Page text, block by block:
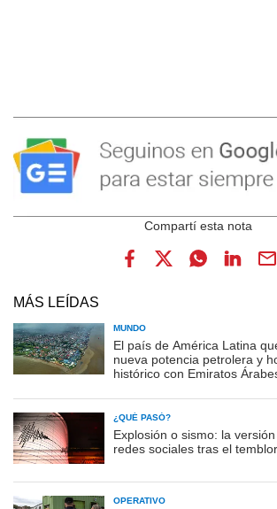
MÁS LEÍDAS
MUNDO
El país de América Latina
nueva potencia petrolera y
histórico con Emiratos
¿QUÉ PASÓ?
Explosión o sismo: la
redes sociales tras el
OPERATIVO